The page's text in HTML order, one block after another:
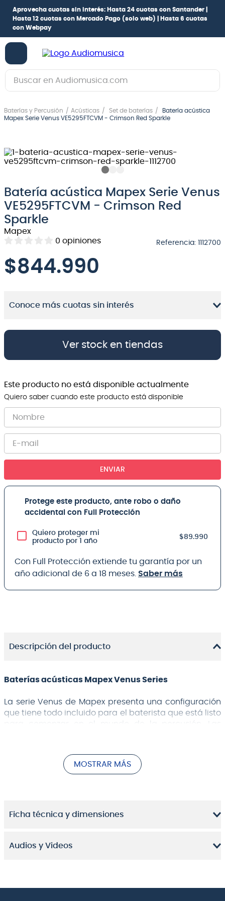
Aprovecha cuotas sin interés: Hasta 24 cuotas con Santander |
Hasta 12 cuotas con Mercado Pago (solo web) |
Hasta 6 cuotas
con Webpay
Buscar en Audiomusica.com
Baterías y Percusión Acústicas Set de baterías
Batería acústica
Mapex Serie Venus VE5295FTCVM - Crimson Red Sparkle
Batería acústica Mapex Serie Venus
VE5295FTCVM - Crimson Red
Sparkle
Mapex
0 opiniones Referencia: 1112700
$844.990
Conoce más cuotas sin interés
Ver stock en tiendas
Este producto no está disponible actualmente
Quiero saber cuando este producto está disponible
ENVIAR
Protege este producto, ante robo o daño
accidental con Full Protección
Quiero proteger mi
producto por 1 año
$89.990
Con Full Protección extiende tu garantía por un
año adicional de 6 a 18 meses. Saber más
Descripción del producto
Baterías acústicas Mapex Venus Series
La serie Venus de Mapex presenta una configuración
que tiene todo incluido para el baterista que está listo
para comenzar en el mundo de la percusión. Las
crujido robusto en la caja y un golpe contundente en
video referencial de Mapex, configuración y
MOSTRAR MÁS
Ficha técnica y dimensiones
Audios y Videos
1.
guitarra electrica
3.
guitarra electroacústica
5.
amplificador
6 .
guitarra
7.
teclado
.
micrófono
10. violin